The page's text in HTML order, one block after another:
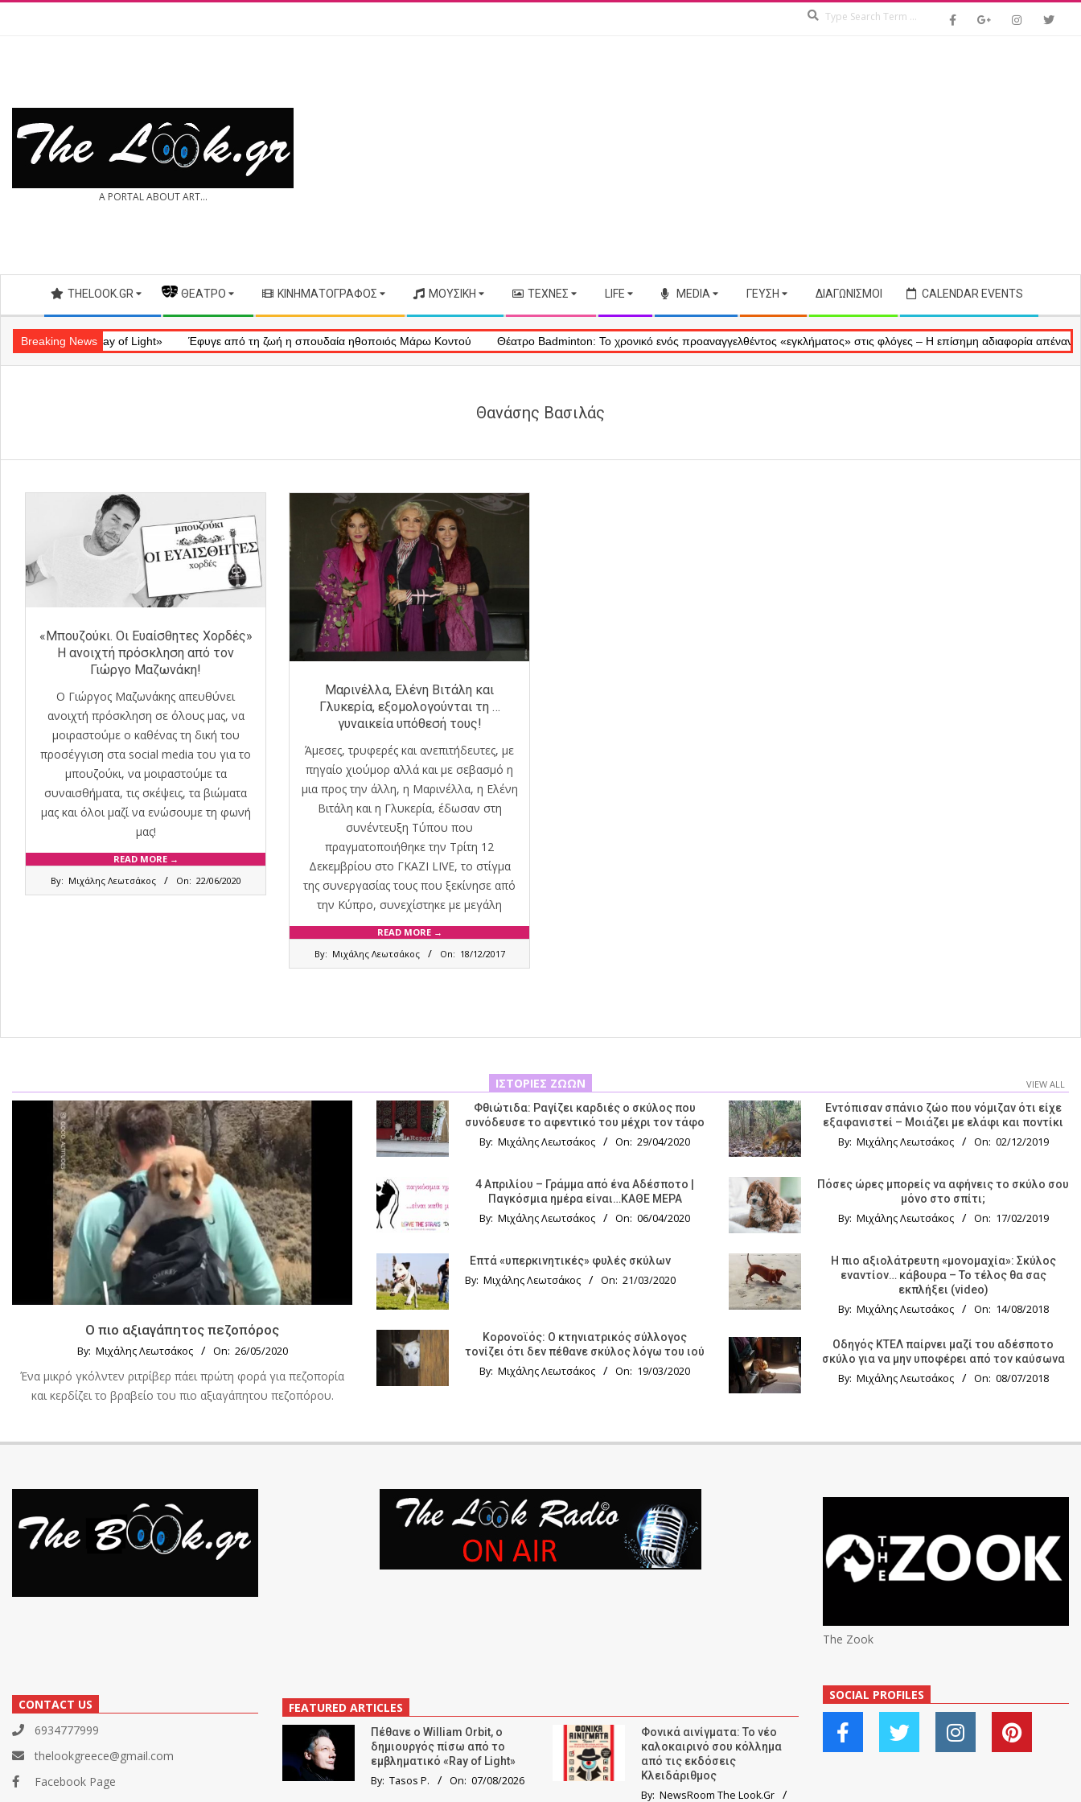
THE A PORTAL ABOUT ART...
Secondary
Navigation
Menu
THELOOK.GR — ΘΈΑΤΡΟ ΚΙΝΗΜΑΤΟΓΡΆΦΟΣ ΜΟΥΣΙΚΉ ΤΈΧΝΕΣ LIFE MEDIA ΓΕΎΣΗ ΔΙΑΓΩΝΙΣΜΟΊ CALENDAR EVENTS
Breaking News
«Ray of Light» Έφυγε από τη ζωή η σπουδαία ηθοποιός Μάρω Κοντού Θέατρο Badminton: Το χρονικό ενός προαναγγελθέντος «εγκλήματος» στις φλόγες – Η επίσημη αδιαφορία απέναντι στις
Θανάσης Βασιλάς
«Μπουζούκι. Οι Ευαίσθητες Χορδές»
Η ανοιχτή πρόσκληση από τον
Γιώργο Μαζωνάκη!
Ο Γιώργος Μαζωνάκης απευθύνει
ανοιχτή πρόσκληση σε όλους μας, να
μοιραστούμε ο καθένας τη δική του
προσέγγιση στα social media του για το
μπουζούκι, να μοιραστούμε τα
συναισθήματα, τις σκέψεις, τα βιώματα
μας και όλοι μαζί να ενώσουμε τη φωνή
μας!
READ MORE →
By: Μιχάλης Λεωτσάκος On: 22/06/2020
Μαρινέλλα, Ελένη Βιτάλη και
Γλυκερία, εξομολογούνται τη …
γυναικεία υπόθεσή τους!
Άμεσες, τρυφερές και ανεπιτήδευτες, με
πηγαίο χιούμορ αλλά και με σεβασμό η
μια προς την άλλη, η Μαρινέλλα, η Ελένη
Βιτάλη και η Γλυκερία, έδωσαν στη
συνέντευξη Τύπου που
πραγματοποιήθηκε την Τρίτη 12
Δεκεμβρίου στο ΓΚΑΖΙ LIVE, το στίγμα
της συνεργασίας τους που ξεκίνησε από
την Κύπρο, συνεχίστηκε με μεγάλη
READ MORE →
By: Μιχάλης Λεωτσάκος On: 18/12/2017
ΙΣΤΟΡΊΕΣ ΖΏΩΝ VIEW ALL
Ο πιο αξιαγάπητος πεζοπόρος
By: Μιχάλης Λεωτσάκος On: 26/05/2020
Ένα μικρό γκόλντεν ριτρίβερ πάει πρώτη φορά για πεζοπορία
και κερδίζει το βραβείο του πιο αξιαγάπητου πεζοπόρου.
Φθιώτιδα: Ραγίζει καρδιές ο σκύλος που
συνόδευσε το αφεντικό του μέχρι τον τάφο
By: Μιχάλης Λεωτσάκος On: 29/04/2020
4 Απριλίου – Γράμμα από ένα Αδέσποτο |
Παγκόσμια ημέρα είναι…ΚΑΘΕ ΜΕΡΑ
By: Μιχάλης Λεωτσάκος On: 06/04/2020
Επτά «υπερκινητικές» φυλές σκύλων
By: Μιχάλης Λεωτσάκος On: 21/03/2020
Κορονοϊός: Ο κτηνιατρικός σύλλογος
τονίζει ότι δεν πέθανε σκύλος λόγω του ιού
By: Μιχάλης Λεωτσάκος On: 19/03/2020
Εντόπισαν σπάνιο ζώο που νόμιζαν ότι είχε
εξαφανιστεί – Μοιάζει με ελάφι και ποντίκι
By: Μιχάλης Λεωτσάκος On: 02/12/2019
Πόσες ώρες μπορείς να αφήνεις το σκύλο σου
μόνο στο σπίτι;
By: Μιχάλης Λεωτσάκος On: 17/02/2019
Η πιο αξιολάτρευτη «μονομαχία»: Σκύλος
εναντίον… κάβουρα – Το τέλος θα σας
εκπλήξει (video)
By: Μιχάλης Λεωτσάκος On: 14/08/2018
Οδηγός KTΕΛ παίρνει μαζί του αδέσποτο
σκύλο για να μην υποφέρει από τον καύσωνα
By: Μιχάλης Λεωτσάκος On: 08/07/2018
CONTACT US
6934777999
thelookgreece@gmail.com
Facebook Page
FEATURED ARTICLES
Πέθανε ο William Orbit, ο
δημιουργός πίσω από το
εμβληματικό «Ray of Light»
By: Tasos P. On: 07/08/2026
Φονικά αινίγματα: Το νέο
καλοκαιρινό σου κόλλημα
από τις εκδόσεις
Κλειδάριθμος
By: NewsRoom The Look.Gr
The Zook
SOCIAL PROFILES